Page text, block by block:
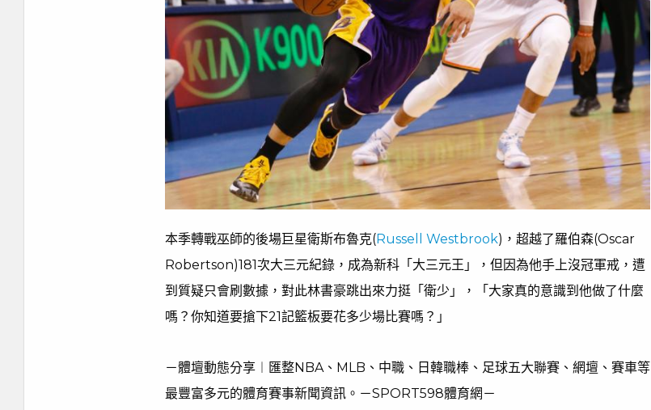
本季轉戰巫師的後場巨星衛斯布魯克(Russell Westbrook)，超越了羅伯森(Oscar
Robertson)181次大三元紀錄，成為新科「大三元王」，但因為他手上沒冠軍戒，遭
到質疑只會刷數據，對此林書豪跳出來力挺「衛少」，「大家真的意識到他做了什麼
嗎？你知道要搶下21記籃板要花多少場比賽嗎？」
－體壇動態分享︱匯整NBA、MLB、中職、日韓職棒、足球五大聯賽、網壇、賽車等
最豐富多元的體育賽事新聞資訊。－SPORT598體育網－